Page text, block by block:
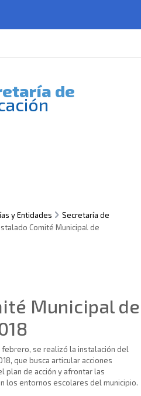
de
y Entidades
Secretaría de
Comité Municipal de
Municipal de
febrero, se realizó la instalación del
que busca articular acciones
plan de acción y afrontar las
los entornos escolares del municipio.